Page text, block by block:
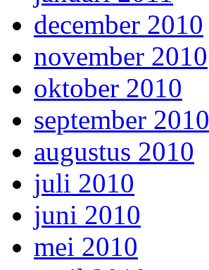
december 2010
november 2010
oktober 2010
september 2010
augustus 2010
juli 2010
juni 2010
mei 2010